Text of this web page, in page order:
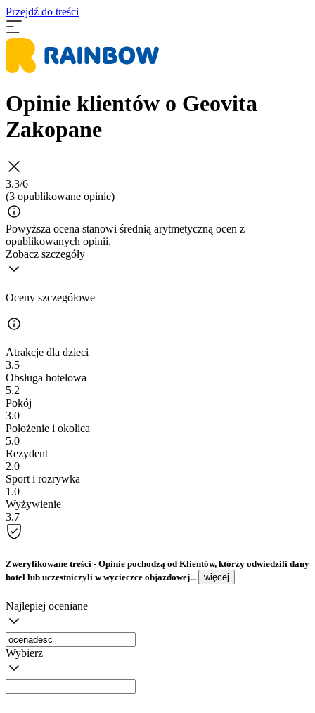
Przejdź do treści
Opinie klientów o Geovita
Zakopane
3.3/6
(3 opublikowane opinie)
Powyższa ocena stanowi średnią arytmetyczną ocen z
opublikowanych opinii.
Zobacz szczegóły
Oceny szczegółowe
Atrakcje dla dzieci
3.5
Obsługa hotelowa
5.2
Pokój
3.0
Położenie i okolica
5.0
Rezydent
2.0
Sport i rozrywka
1.0
Wyżywienie
3.7
Zweryfikowane treści - Opinie pochodzą od Klientów, którzy odwiedzili dany
hotel lub uczestniczyli w wycieczce objazdowej...
więcej
Najlepiej oceniane
Wybierz